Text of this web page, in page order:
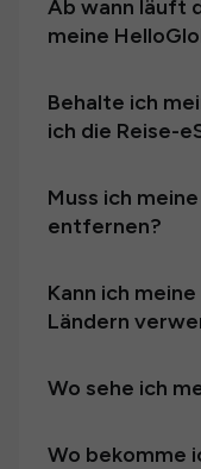
Ab wann läuft
meine
Behalte ich
ich die Reise-
Muss ich
entfernen?
Kann ich
Ländern
Wo sehe ich
Wo bekomme